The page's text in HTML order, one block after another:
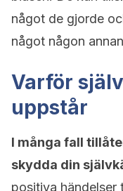
något de gjorde
något någon
Varför
uppstår
I många fall
skydda din
positiva händelser